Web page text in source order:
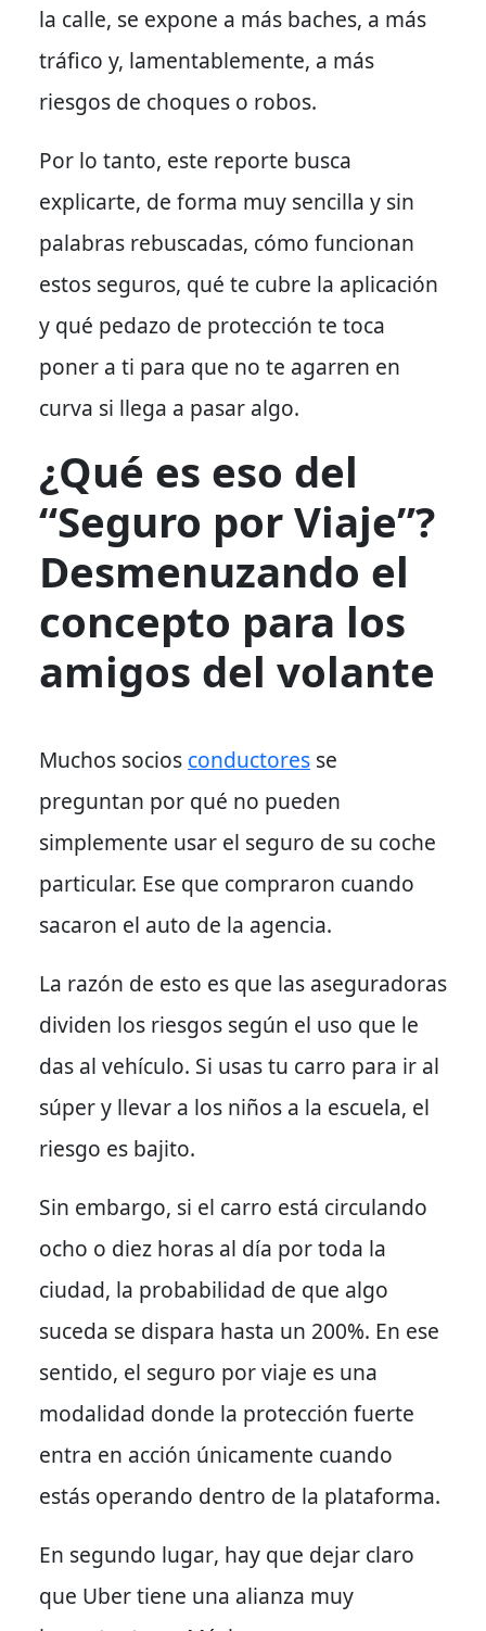
la calle, se expone a más baches, a más
tráfico y, lamentablemente, a más
riesgos de choques o robos.
Por lo tanto, este reporte busca
explicarte, de forma muy sencilla y sin
palabras rebuscadas, cómo funcionan
estos seguros, qué te cubre la aplicación
y qué pedazo de protección te toca
poner a ti para que no te agarren en
curva si llega a pasar algo.
¿Qué es eso del
“Seguro por Viaje”?
Desmenuzando el
concepto para los
amigos del volante
Muchos socios conductores se
preguntan por qué no pueden
simplemente usar el seguro de su coche
particular. Ese que compraron cuando
sacaron el auto de la agencia.
La razón de esto es que las aseguradoras
dividen los riesgos según el uso que le
das al vehículo. Si usas tu carro para ir al
súper y llevar a los niños a la escuela, el
riesgo es bajito.
Sin embargo, si el carro está circulando
ocho o diez horas al día por toda la
ciudad, la probabilidad de que algo
suceda se dispara hasta un 200%. En ese
sentido, el seguro por viaje es una
modalidad donde la protección fuerte
entra en acción únicamente cuando
estás operando dentro de la plataforma.
En segundo lugar, hay que dejar claro
que Uber tiene una alianza muy